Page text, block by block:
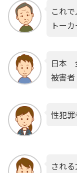
これ
トー
日本
被害
性犯
され